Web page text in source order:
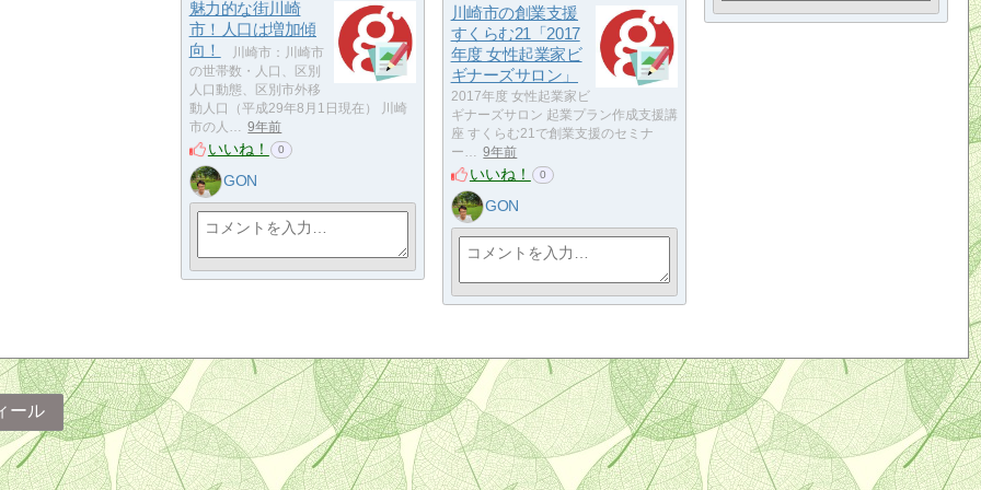
魅力的な街川崎
市！人口は増加傾
向！
川崎市：川崎市
の世帯数・人口、区別
人口動態、区別市外移
動人口（平成29年8月1日現在） 川崎
市の人…
9年前
いいね！ 0
GON
川崎市の創業支援
すくらむ21「2017
年度 女性起業家ビ
ギナーズサロン」
2017年度 女性起業家ビ
ギナーズサロン 起業プラン作成支援講
座 すくらむ21で創業支援のセミナ
ー…
9年前
いいね！ 0
GON
ール